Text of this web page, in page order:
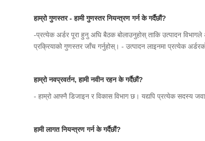
हाम्रो गुणस्तर - हामी गुणस्तर नियन्त्रण गर्न के गर्दैछौं?
-प्रत्येक अर्डर पूरा हुनु अघि बैठक बोलाउनुहोस् ताकि उत्पादन
प्रक्रियाको गुणस्तर जाँच गर्नुहोस्। - उत्पादन लाइनमा प्रत्येक
हाम्रो नवप्रवर्तन, हामी नवीन रहन के गर्दैछौं?
- हाम्रो आफ्नै डिजाइन र विकास विभाग छ। यद्यपि प्रत्येक सदस्य
हामी लागत नियन्त्रण गर्न के गर्दैछौं?